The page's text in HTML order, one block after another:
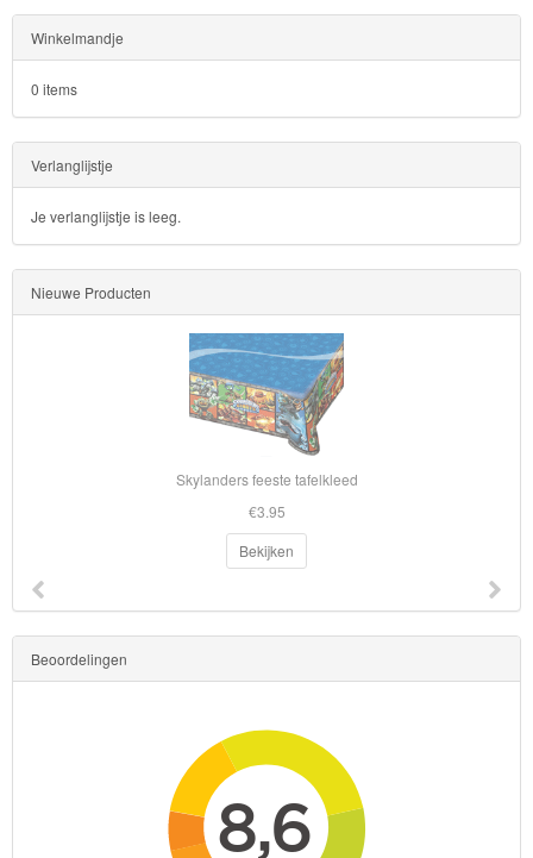
Story
Trolls
Turtles
Transformers
Back
to
School
Winkelmandje
0 items
Verlanglijstje
Je verlanglijstje is leeg.
Nieuwe Producten
Skylanders feeste tafelkleed
€3.95
Bekijken
Beoordelingen